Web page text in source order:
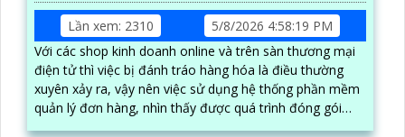
Lần xem: 2310
5/8/2026 4:58:19 PM
Với các shop kinh doanh online và trên sàn thương mại
điện tử thì việc bị đánh tráo hàng hóa là điều thường
xuyên xảy ra, vậy nên việc sử dụng hệ thống phần mềm
quản lý đơn hàng, nhìn thấy được quá trình đóng gói